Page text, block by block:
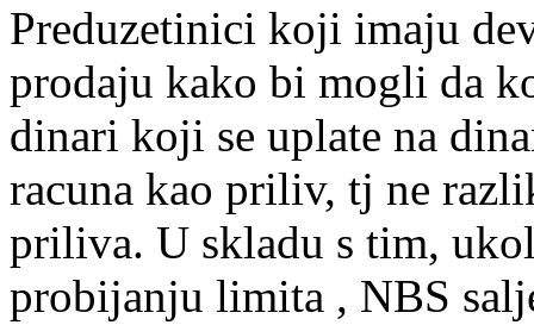
Preduzetinici koji imaju
prodaju kako bi mogli da
dinari koji se uplate na
racuna kao priliv, tj ne
priliva. U skladu s tim,
probijanju limita , NBS